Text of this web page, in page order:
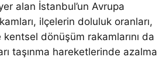
alan İstanbul’un Avrupa
ilçelerin doluluk oranları,
dönüşüm rakamlarını da
taşınma hareketlerinde azalma